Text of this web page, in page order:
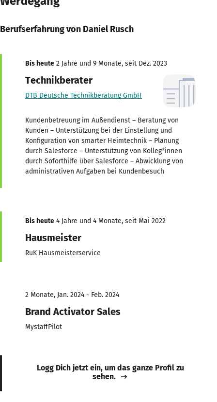
Berufserfahrung von Daniel Rusch
Bis heute 2 Jahre und 9 Monate, seit Dez. 2023
Technikberater
DTB Deutsche Technikberatung GmbH
Kundenbetreuung im Außendienst – Beratung von
Kunden – Unterstützung bei der Einstellung und
Konfiguration von smarter Heimtechnik – Planung
durch Salesforce – Unterstützung von Kolleg*innen
durch Soforthilfe über Salesforce – Abwicklung von
administrativen Aufgaben bei Kundenbesuch
Bis heute 4 Jahre und 4 Monate, seit Mai 2022
Hausmeister
RuK Hausmeisterservice
2 Monate, Jan. 2024 - Feb. 2024
Brand Activator Sales
MystaffPilot
Logg Dich jetzt ein, um das ganze Profil zu
sehen.